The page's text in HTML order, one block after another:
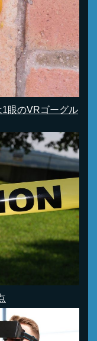
眼のVRゴーグル